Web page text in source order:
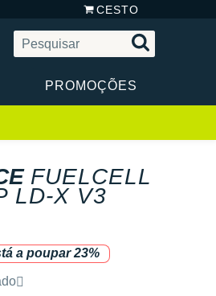
CESTO
PROMOÇÕES
FUELCELL
LD-X V3
a poupar 23%
pela marca